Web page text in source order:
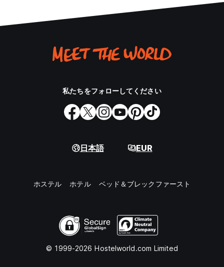
私たちをフォローしてください
日本語 EUR
ホステル ホテル ベッド＆ブレックファースト
© 1999-2026 Hostelworld.com Limited